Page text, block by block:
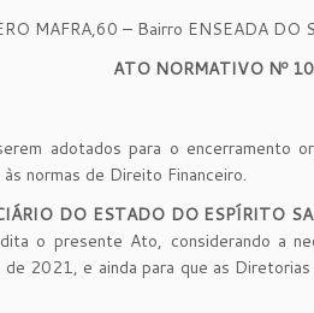
MAFRA,60 – Bairro ENSEADA
ATO NORMATIVO Nº
adotados para o encerramento
normas de Direito Financeiro.
DO ESTADO DO ESPÍRITO
o presente Ato, considerando a
2021, e ainda para que as